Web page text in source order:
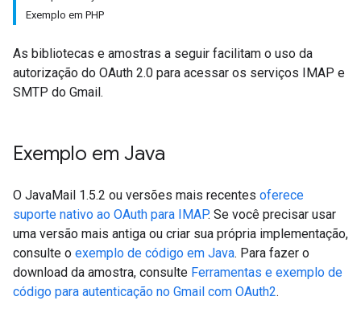
Exemplo em PHP
As bibliotecas e amostras a seguir facilitam o uso da
autorização do OAuth 2.0 para acessar os serviços IMAP e
SMTP do Gmail.
Exemplo em Java
O JavaMail 1.5.2 ou versões mais recentes oferece
suporte nativo ao OAuth para IMAP. Se você precisar usar
uma versão mais antiga ou criar sua própria implementação,
consulte o exemplo de código em Java. Para fazer o
download da amostra, consulte Ferramentas e exemplo de
código para autenticação no Gmail com OAuth2.